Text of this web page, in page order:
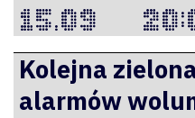
15.09
Kolejna
alarmów